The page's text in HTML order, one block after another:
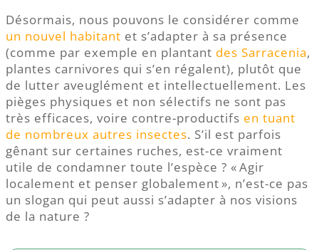
Désormais, nous pouvons le considérer comme
un nouvel habitant et s’adapter à sa présence
(comme par exemple en plantant des Sarracenia,
plantes carnivores qui s’en régalent), plutôt que
de lutter aveuglément et intellectuellement. Les
pièges physiques et non sélectifs ne sont pas
très efficaces, voire contre-productifs en tuant
de nombreux autres insectes. S’il est parfois
gênant sur certaines ruches, est-ce vraiment
utile de condamner toute l’espèce ? « Agir
localement et penser globalement », n’est-ce pas
un slogan qui peut aussi s’adapter à nos visions
de la nature ?